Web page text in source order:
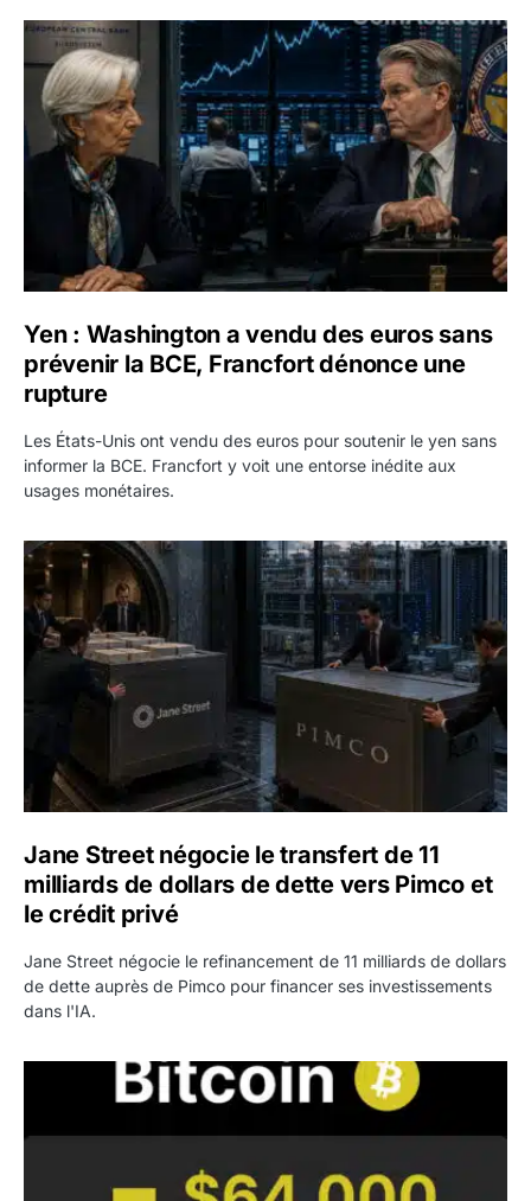
Yen : Washington a vendu des euros sans prévenir la
Yen : Washington a vendu des euros sans
prévenir la BCE, Francfort dénonce une
rupture
Les États-Unis ont vendu des euros pour soutenir le yen sans
informer la BCE. Francfort y voit une entorse inédite aux
usages monétaires.
Jane Street négocie le transfert de 11 milliards de
Jane Street négocie le transfert de 11
milliards de dollars de dette vers Pimco et
le crédit privé
Jane Street négocie le refinancement de 11 milliards de dollars
de dette auprès de Pimco pour financer ses investissements
dans l'IA.
Bitcoin stagne à 64 000 dollars pendant que les